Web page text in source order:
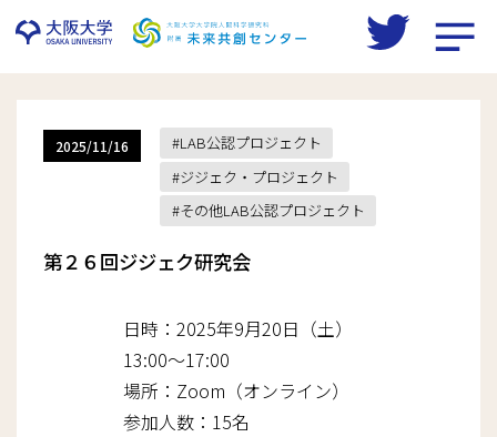
2025/11/16
LAB公認プロジェクト
ジジェク・プロジェクト
その他LAB公認プロジェクト
第２６回ジジェク研究会
日時：2025年9月20日（土）
13:00〜17:00
場所：Zoom（オンライン）
参加人数：15名